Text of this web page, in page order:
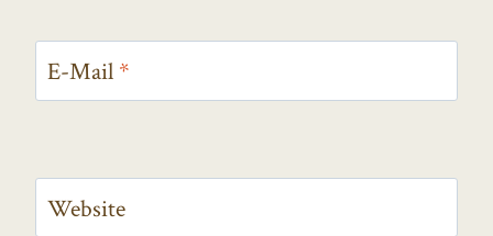
E-Mail *
Website